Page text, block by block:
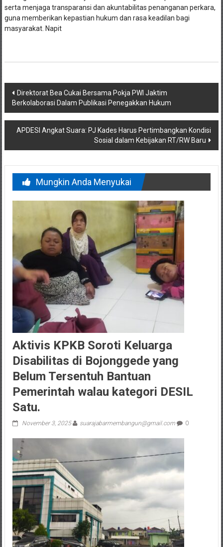
guna memberikan kepastian hukum dan rasa keadilan bagi
masyarakat. Napit
Navigasi
pos
Direktorat Bea Cukai Bersama Pokja PWI Jaktim
Berkolaborasi Dalam Publikasi Penegakkan Hukum
APDESI Angkat Suara: PJ Kades Harus Pertimbangkan Kondisi
Sosial dalam Kebijakan RT/RW Baru
Mungkin Anda Menyukai
Aktivis KPKB Soroti Keluarga
Disabilitas di Bojonggede yang
Belum Tersentuh Bantuan
Pemerintah walau kategori DESIL
Satu.
November 3, 2025